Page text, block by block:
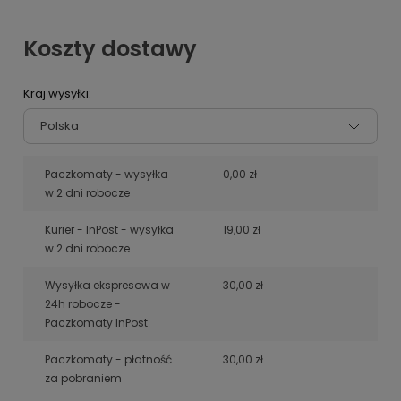
Koszty dostawy
Kraj wysyłki:
Paczkomaty - wysyłka
w 2 dni robocze
0,00 zł
Kurier - InPost - wysyłka
w 2 dni robocze
19,00 zł
Wysyłka ekspresowa w
24h robocze -
Paczkomaty InPost
30,00 zł
Paczkomaty - płatność
za pobraniem
30,00 zł